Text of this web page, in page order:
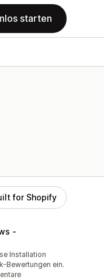
starten
for Shopify
‑
Installation
Bewertungen ein.